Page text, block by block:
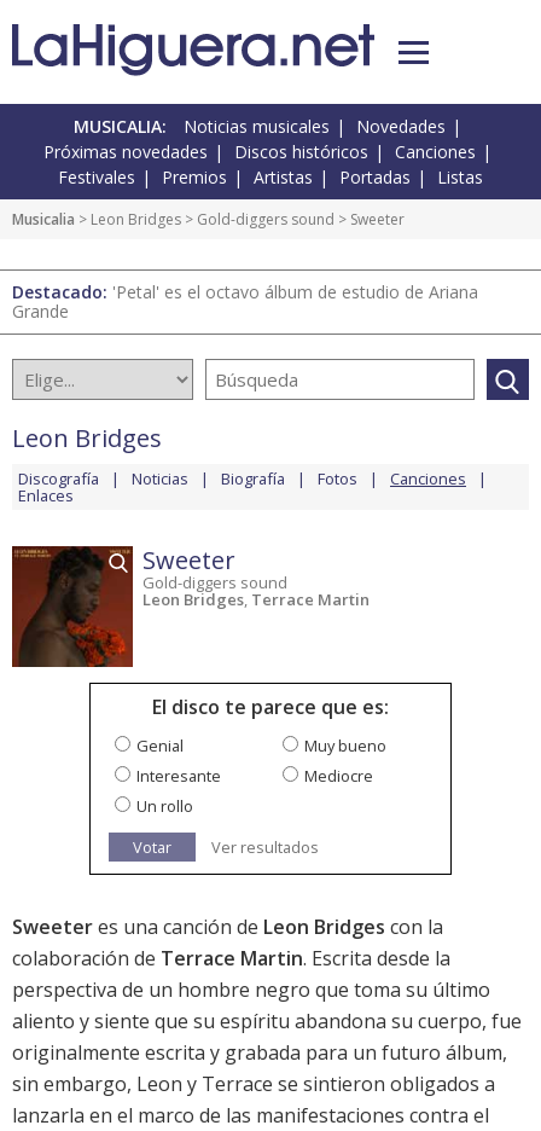
MUSICALIA: Noticias musicales
Novedades
Próximas novedades
Discos históricos
Canciones
Festivales
Premios Artistas Portadas Listas
Musicalia > Leon Bridges > Gold-diggers sound > Sweeter
Destacado: 'Petal' es el octavo álbum de estudio de Ariana
Grande
Leon Bridges
Discografía Noticias Biografía Fotos Canciones
Enlaces
Sweeter
Gold-diggers sound
Leon Bridges, Terrace Martin
El disco te parece que es:
Genial
Muy bueno
Interesante
Mediocre
Un rollo
Votar
Ver resultados
Sweeteres una canción de Leon Bridges con la
colaboración de Terrace Martin. Escrita desde la
perspectiva de un hombre negro que toma su último
aliento y siente que su espíritu abandona su cuerpo, fue
originalmente escrita y grabada para un futuro álbum,
sin embargo, Leon y Terrace se sintieron obligados a
lanzarla en el marco de las manifestaciones contra el